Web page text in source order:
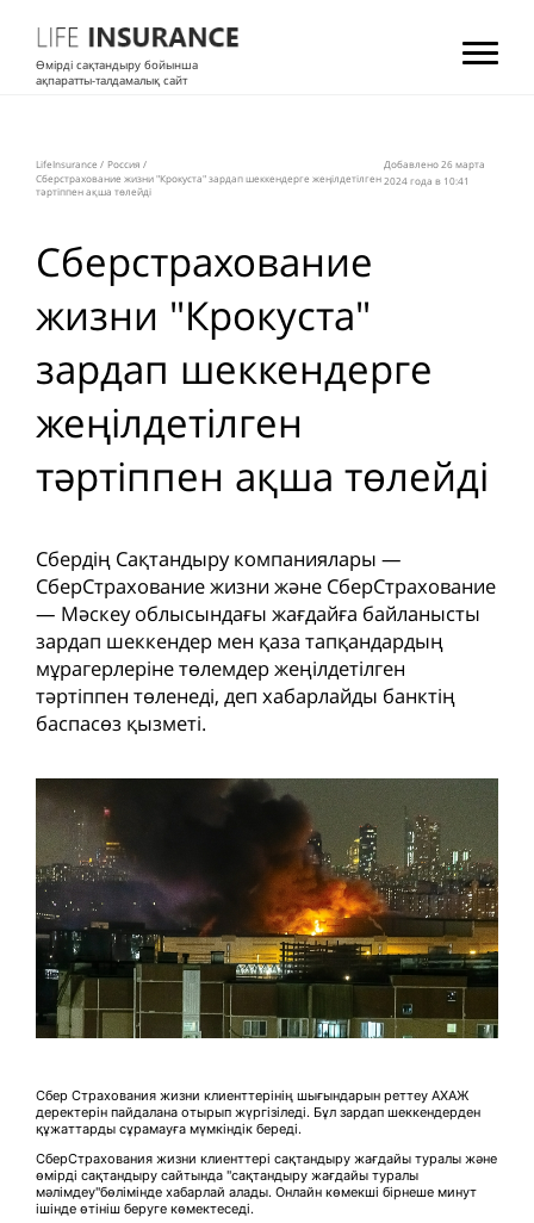
Өмірді сақтандыру бойынша
ақпаратты-талдамалық сайт
LifeInsurance / Россия /
Сберстрахование жизни "Крокуста" зардап шеккендерге жеңілдетілген
тәртіппен ақша төлейді
Добавлено 26 мартa
2024 года в 10:41
Сберстрахование
жизни "Крокуста"
зардап шеккендерге
жеңілдетілген
тәртіппен ақша төлейді
Сбердің Сақтандыру компаниялары —
СберСтрахование жизни және СберСтрахование
— Мәскеу облысындағы жағдайға байланысты
зардап шеккендер мен қаза тапқандардың
мұрагерлеріне төлемдер жеңілдетілген
тәртіппен төленеді, деп хабарлайды банктің
баспасөз қызметі.
Сбер Страхования жизни клиенттерінің шығындарын реттеу АХАЖ
деректерін пайдалана отырып жүргізіледі. Бұл зардап шеккендерден
құжаттарды сұрамауға мүмкіндік береді.
СберСтрахования жизни клиенттері сақтандыру жағдайы туралы және
өмірді сақтандыру сайтында "сақтандыру жағдайы туралы
мәлімдеу"бөлімінде хабарлай алады. Онлайн көмекші бірнеше минут
ішінде өтініш беруге көмектеседі.